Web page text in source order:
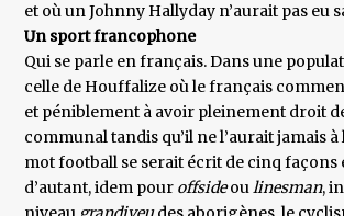
et où un Johnny Hallyday n’aurait pas eu
Un sport francophone
Qui se parle en français. Dans une
celle de Houffalize où le français
et péniblement à avoir pleinement droit
communal tandis qu’il ne l’aurait jamais à
mot football se serait écrit de cinq façons
d’autant, idem pour offsideoulinesman,